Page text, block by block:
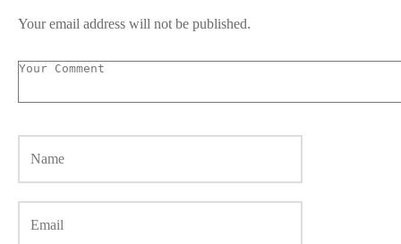
Your email address will not be published.